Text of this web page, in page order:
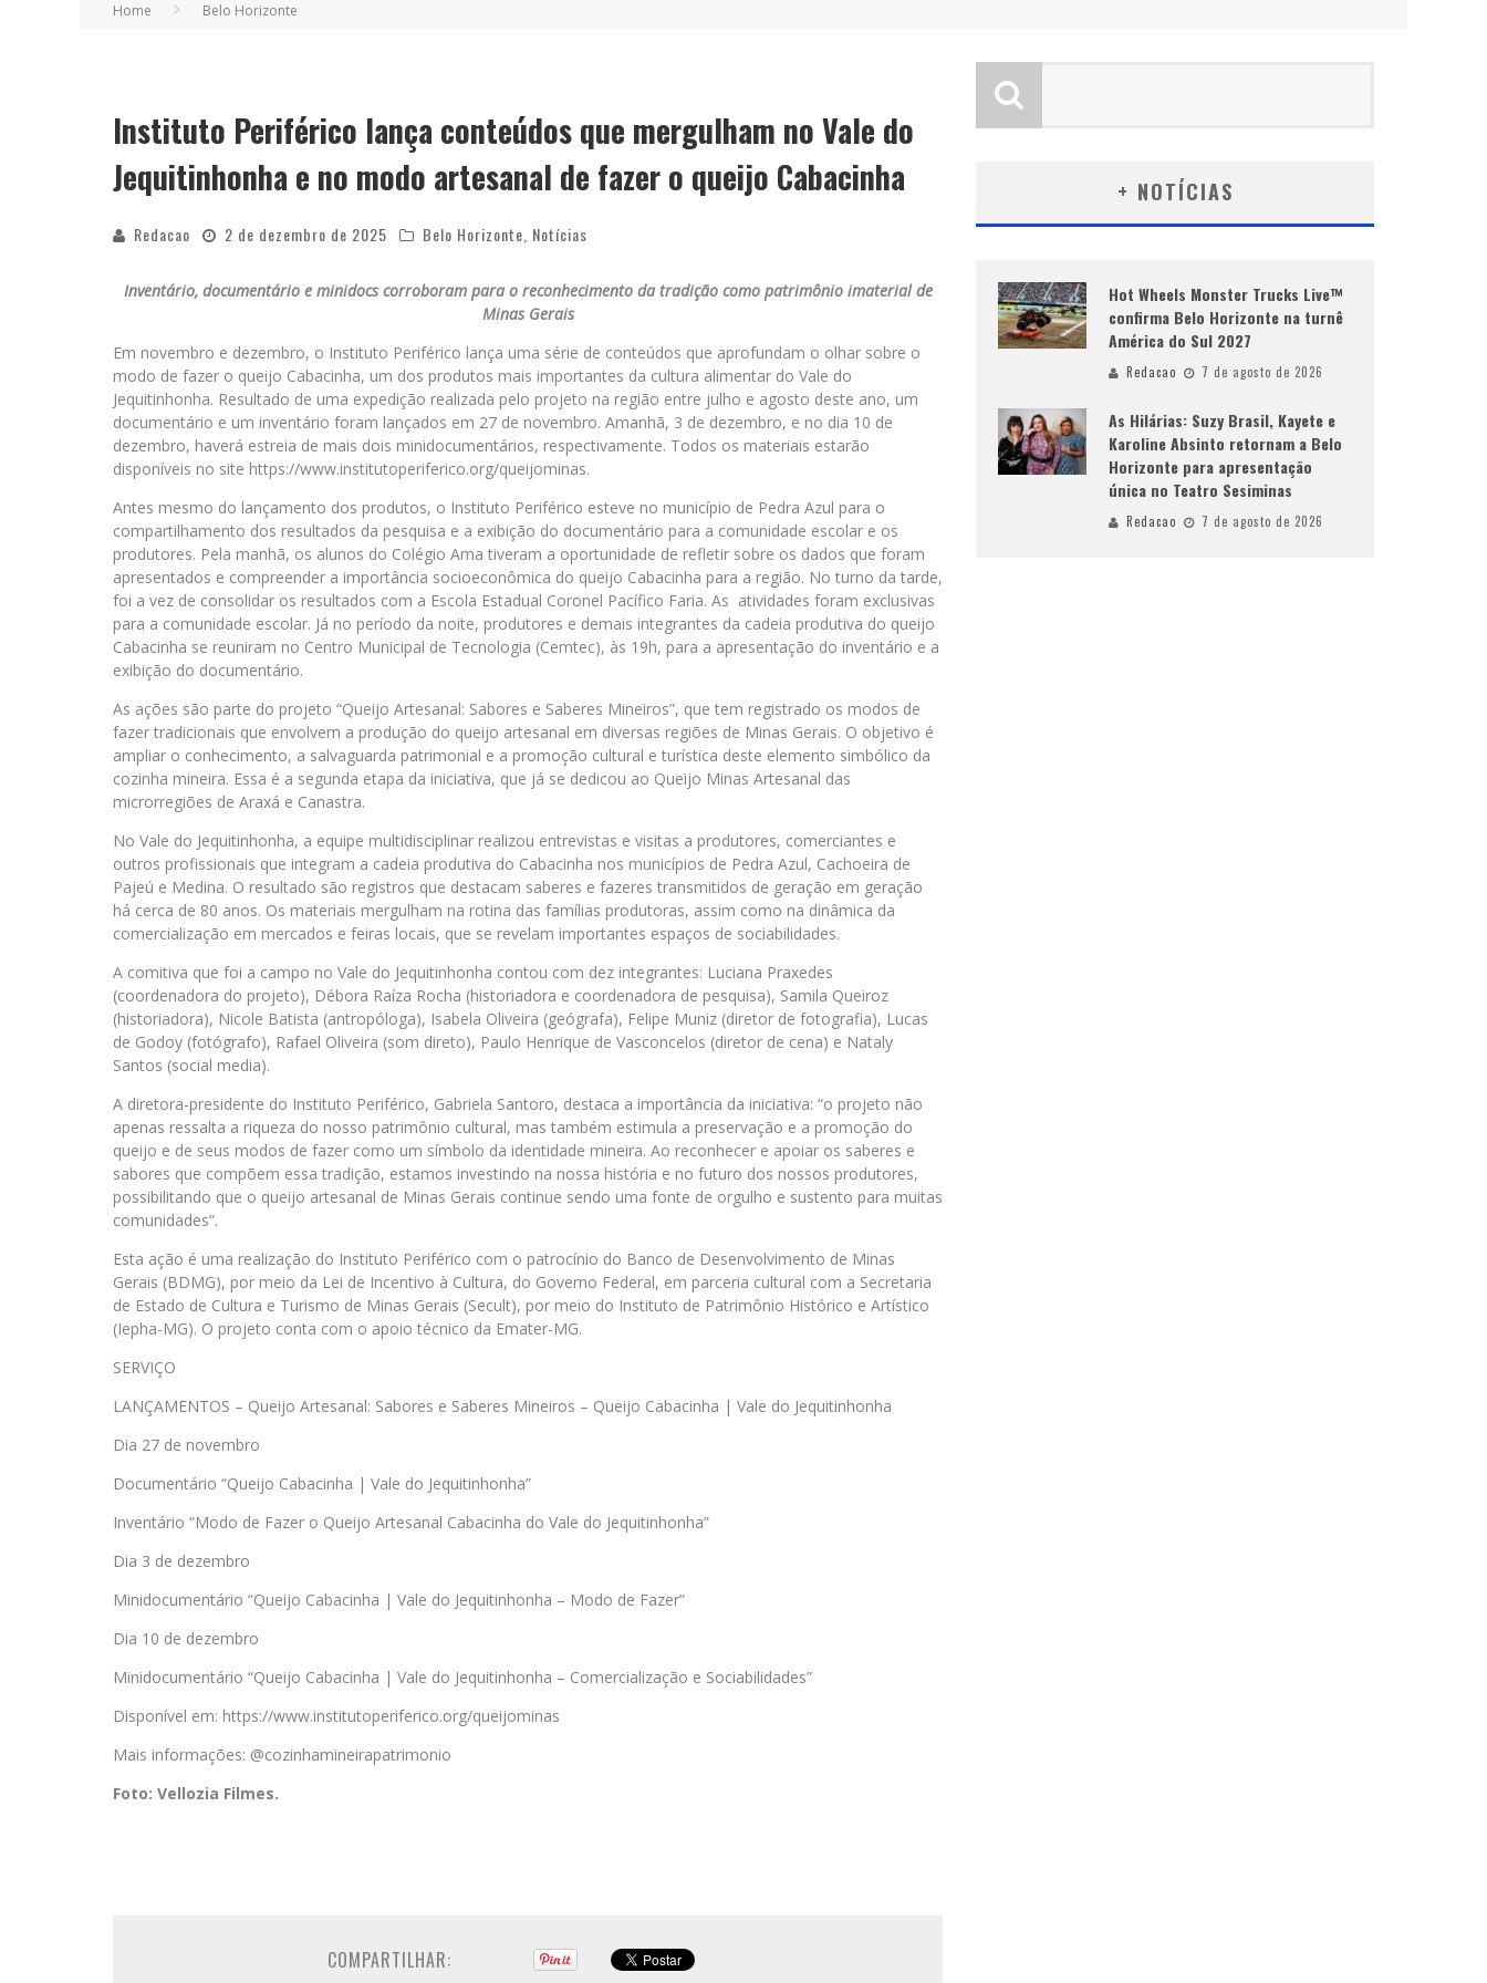
Home Belo Horizonte
Instituto Periférico lança conteúdos que mergulham no Vale do
Jequitinhonha e no modo artesanal de fazer o queijo Cabacinha
Redacao 2 de dezembro de 2025 Belo Horizonte Notícias
Inventário, documentário e minidocs corroboram para o reconhecimento da tradição como patrimônio imaterial de
Minas Gerais
Em novembro e dezembro, o Instituto Periférico lança uma série de conteúdos que aprofundam o olhar sobre o
modo de fazer o queijo Cabacinha, um dos produtos mais importantes da cultura alimentar do Vale do
Jequitinhonha. Resultado de uma expedição realizada pelo projeto na região entre julho e agosto deste ano, um
documentário e um inventário foram lançados em 27 de novembro. Amanhã, 3 de dezembro, e no dia 10 de
dezembro, haverá estreia de mais dois minidocumentários, respectivamente. Todos os materiais estarão
disponíveis no site https://www.institutoperiferico.org/queijominas.
Antes mesmo do lançamento dos produtos, o Instituto Periférico esteve no município de Pedra Azul para o
compartilhamento dos resultados da pesquisa e a exibição do documentário para a comunidade escolar e os
produtores. Pela manhã, os alunos do Colégio Ama tiveram a oportunidade de refletir sobre os dados que foram
apresentados e compreender a importância socioeconômica do queijo Cabacinha para a região. No turno da tarde,
foi a vez de consolidar os resultados com a Escola Estadual Coronel Pacífico Faria. As atividades foram exclusivas
para a comunidade escolar. Já no período da noite, produtores e demais integrantes da cadeia produtiva do queijo
Cabacinha se reuniram no Centro Municipal de Tecnologia (Cemtec), às 19h, para a apresentação do inventário e a
exibição do documentário.
As ações são parte do projeto “Queijo Artesanal: Sabores e Saberes Mineiros”, que tem registrado os modos de
fazer tradicionais que envolvem a produção do queijo artesanal em diversas regiões de Minas Gerais. O objetivo é
ampliar o conhecimento, a salvaguarda patrimonial e a promoção cultural e turística deste elemento simbólico da
cozinha mineira. Essa é a segunda etapa da iniciativa, que já se dedicou ao Queijo Minas Artesanal das
microrregiões de Araxá e Canastra.
No Vale do Jequitinhonha, a equipe multidisciplinar realizou entrevistas e visitas a produtores, comerciantes e
outros profissionais que integram a cadeia produtiva do Cabacinha nos municípios de Pedra Azul, Cachoeira de
Pajeú e Medina. O resultado são registros que destacam saberes e fazeres transmitidos de geração em geração
há cerca de 80 anos. Os materiais mergulham na rotina das famílias produtoras, assim como na dinâmica da
comercialização em mercados e feiras locais, que se revelam importantes espaços de sociabilidades.
A comitiva que foi a campo no Vale do Jequitinhonha contou com dez integrantes: Luciana Praxedes
(coordenadora do projeto), Débora Raíza Rocha (historiadora e coordenadora de pesquisa), Samila Queiroz
(historiadora), Nicole Batista (antropóloga), Isabela Oliveira (geógrafa), Felipe Muniz (diretor de fotografia), Lucas
de Godoy (fotógrafo), Rafael Oliveira (som direto), Paulo Henrique de Vasconcelos (diretor de cena) e Nataly
Santos (social media).
A diretora-presidente do Instituto Periférico, Gabriela Santoro, destaca a importância da iniciativa: “o projeto não
apenas ressalta a riqueza do nosso patrimônio cultural, mas também estimula a preservação e a promoção do
queijo e de seus modos de fazer como um símbolo da identidade mineira. Ao reconhecer e apoiar os saberes e
sabores que compõem essa tradição, estamos investindo na nossa história e no futuro dos nossos produtores,
possibilitando que o queijo artesanal de Minas Gerais continue sendo uma fonte de orgulho e sustento para muitas
comunidades”.
Esta ação é uma realização do Instituto Periférico com o patrocínio do Banco de Desenvolvimento de Minas
Gerais (BDMG), por meio da Lei de Incentivo à Cultura, do Governo Federal, em parceria cultural com a Secretaria
de Estado de Cultura e Turismo de Minas Gerais (Secult), por meio do Instituto de Patrimônio Histórico e Artístico
(Iepha-MG). O projeto conta com o apoio técnico da Emater-MG.
SERVIÇO
LANÇAMENTOS – Queijo Artesanal: Sabores e Saberes Mineiros – Queijo Cabacinha | Vale do Jequitinhonha
Dia 27 de novembro
Documentário “Queijo Cabacinha | Vale do Jequitinhonha”
Inventário “Modo de Fazer o Queijo Artesanal Cabacinha do Vale do Jequitinhonha”
Dia 3 de dezembro
Minidocumentário “Queijo Cabacinha | Vale do Jequitinhonha – Modo de Fazer”
Dia 10 de dezembro
Minidocumentário “Queijo Cabacinha | Vale do Jequitinhonha – Comercialização e Sociabilidades”
Disponível em: https://www.institutoperiferico.org/queijominas
Mais informações: @cozinhamineirapatrimonio
Foto: Vellozia Filmes.
COMPARTILHAR:
+ NOTÍCIAS
Hot Wheels Monster Trucks Live™
confirma Belo Horizonte na turnê
América do Sul 2027
Redacao 7 de agosto de 2026
As Hilárias: Suzy Brasil, Kayete e
Karoline Absinto retornam a Belo
Horizonte para apresentação
única no Teatro Sesiminas
Redacao 7 de agosto de 2026